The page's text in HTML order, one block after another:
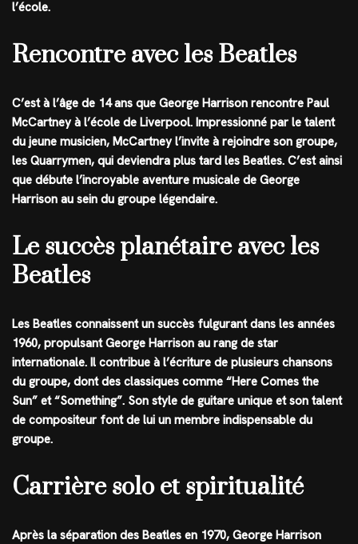
l’école.
Rencontre avec les Beatles
C’est à l’âge de 14 ans que George Harrison rencontre Paul
McCartney à l’école de Liverpool. Impressionné par le talent
du jeune musicien, McCartney l’invite à rejoindre son groupe,
les Quarrymen, qui deviendra plus tard les Beatles. C’est ainsi
que débute l’incroyable aventure musicale de George
Harrison au sein du groupe légendaire.
Le succès planétaire avec les
Beatles
Les Beatles connaissent un succès fulgurant dans les années
1960, propulsant George Harrison au rang de star
internationale. Il contribue à l’écriture de plusieurs chansons
du groupe, dont des classiques comme “Here Comes the
Sun” et “Something”. Son style de guitare unique et son talent
de compositeur font de lui un membre indispensable du
groupe.
Carrière solo et spiritualité
Après la séparation des Beatles en 1970, George Harrison